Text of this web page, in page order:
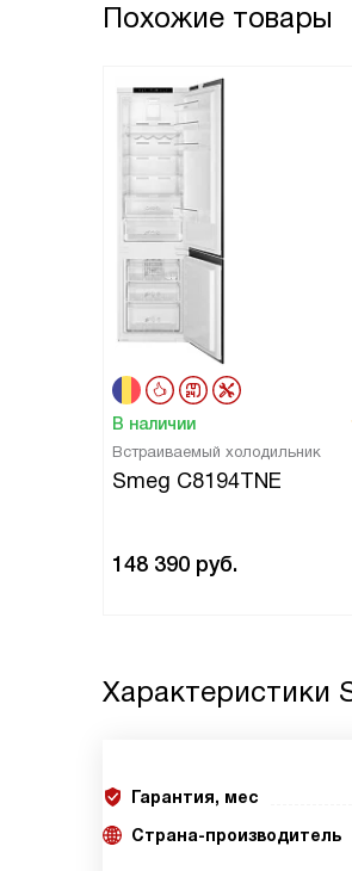
Похожие товары
В наличии
Встраиваемый холодильник
Smeg C8194TNE
148 390 руб.
Характеристики
Гарантия, мес
Страна-производитель